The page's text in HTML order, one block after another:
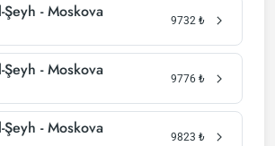
Şeyh - Moskova 9732 ₺
Şeyh - Moskova 9776 ₺
Şeyh - Moskova 9823 ₺